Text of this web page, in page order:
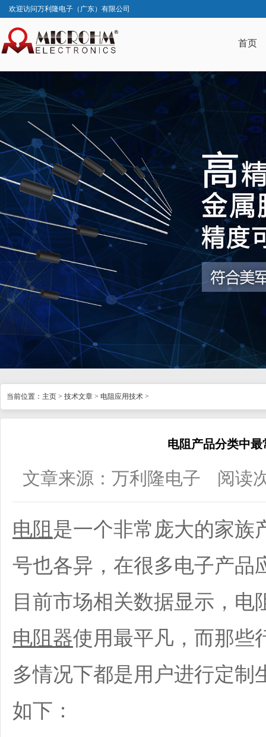
欢迎访问万利隆电子（广东）有限公司
首页
当前位置： 主页 > 技术文章 > 电阻应用技术 >
电阻产品分类中
文章来源：万利隆电子 阅读
电阻 是一个非常庞大的家族
号也各异，在很多电子产品
目前市场相关数据显示，
电阻器使用最平凡，而那些
多情况下都是用户进行定制
如下：